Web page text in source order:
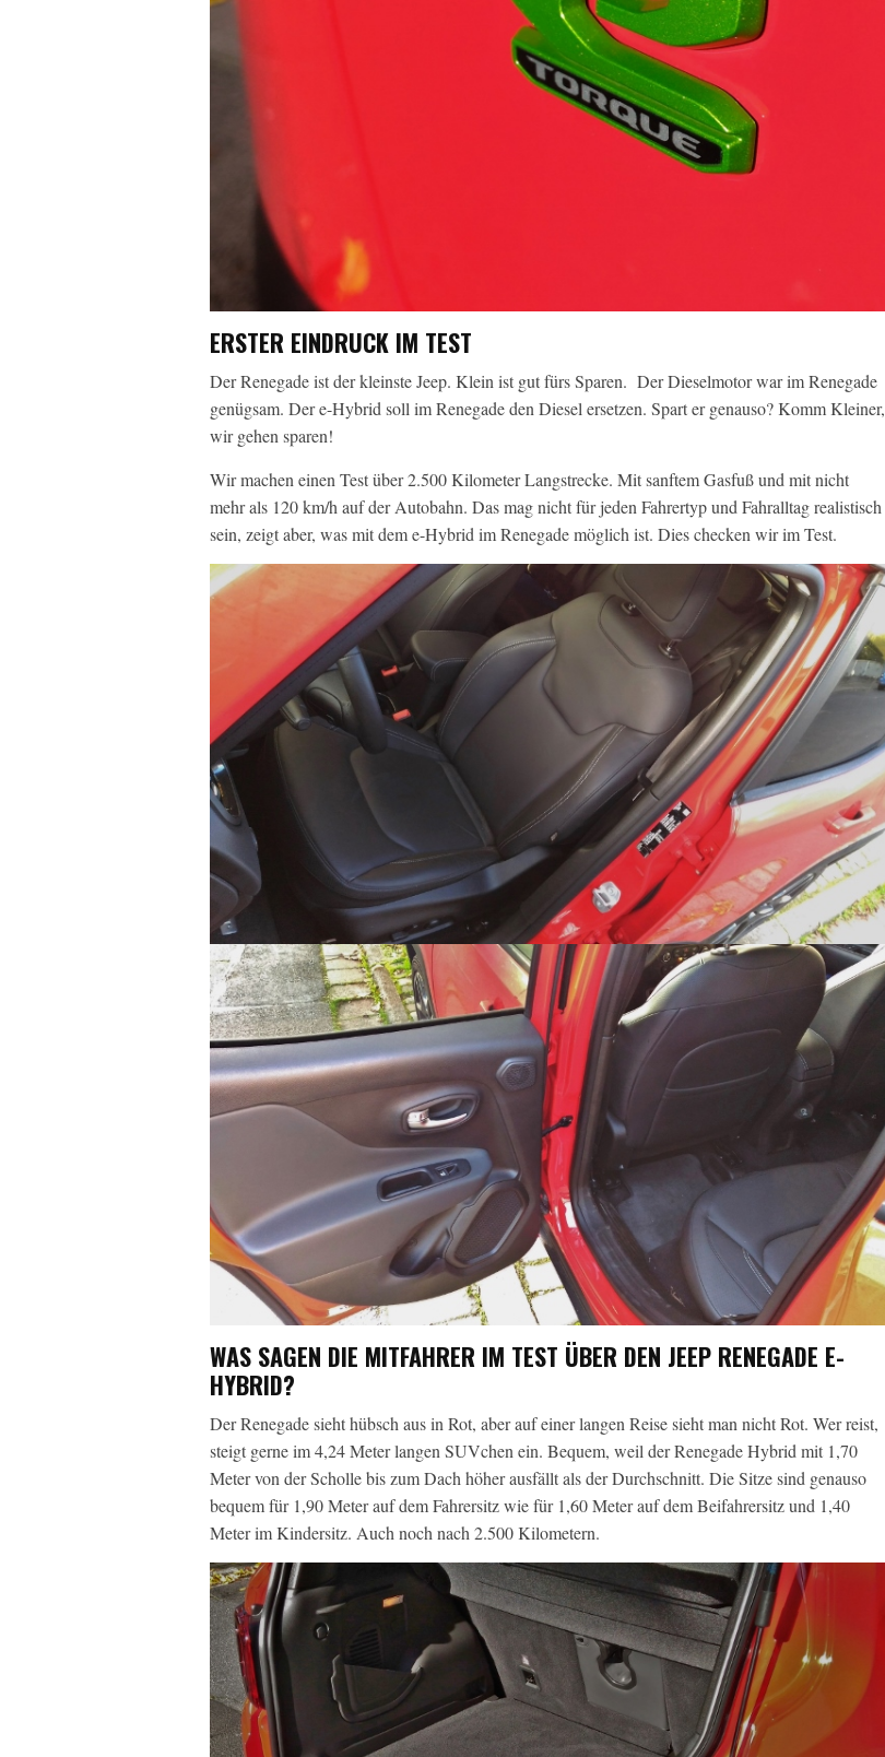
ERSTER EINDRUCK IM TEST
Der Renegade ist der kleinste Jeep. Klein ist gut fürs Sparen. Der Dieselmotor war im Renegade
genügsam. Der e-Hybrid soll im Renegade den Diesel ersetzen. Spart er genauso? Komm Kleiner,
wir gehen sparen!
Wir machen einen Test über 2.500 Kilometer Langstrecke. Mit sanftem Gasfuß und mit nicht
mehr als 120 km/h auf der Autobahn. Das mag nicht für jeden Fahrertyp und Fahralltag realistisch
sein, zeigt aber, was mit dem e-Hybrid im Renegade möglich ist. Dies checken wir im Test.
WAS SAGEN DIE MITFAHRER IM TEST ÜBER DEN JEEP RENEGADE E-
HYBRID?
Der Renegade sieht hübsch aus in Rot, aber auf einer langen Reise sieht man nicht Rot. Wer reist,
steigt gerne im 4,24 Meter langen SUVchen ein. Bequem, weil der Renegade Hybrid mit 1,70
Meter von der Scholle bis zum Dach höher ausfällt als der Durchschnitt. Die Sitze sind genauso
bequem für 1,90 Meter auf dem Fahrersitz wie für 1,60 Meter auf dem Beifahrersitz und 1,40
Meter im Kindersitz. Auch noch nach 2.500 Kilometern.